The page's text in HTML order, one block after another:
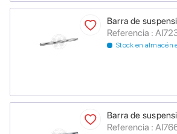
Barra de
Referencia :
Stock en almacén
Barra de
Referencia :